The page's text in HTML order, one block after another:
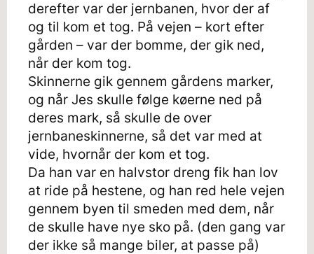
derefter var der jernbanen, hvor der af
og til kom et tog. På vejen – kort efter
gården – var der bomme, der gik ned,
når der kom tog.
Skinnerne gik gennem gårdens marker,
og når Jes skulle følge køerne ned på
deres mark, så skulle de over
jernbaneskinnerne, så det var med at
vide, hvornår der kom et tog.
Da han var en halvstor dreng fik han lov
at ride på hestene, og han red hele vejen
gennem byen til smeden med dem, når
de skulle have nye sko på. (den gang var
der ikke så mange biler, at passe på)